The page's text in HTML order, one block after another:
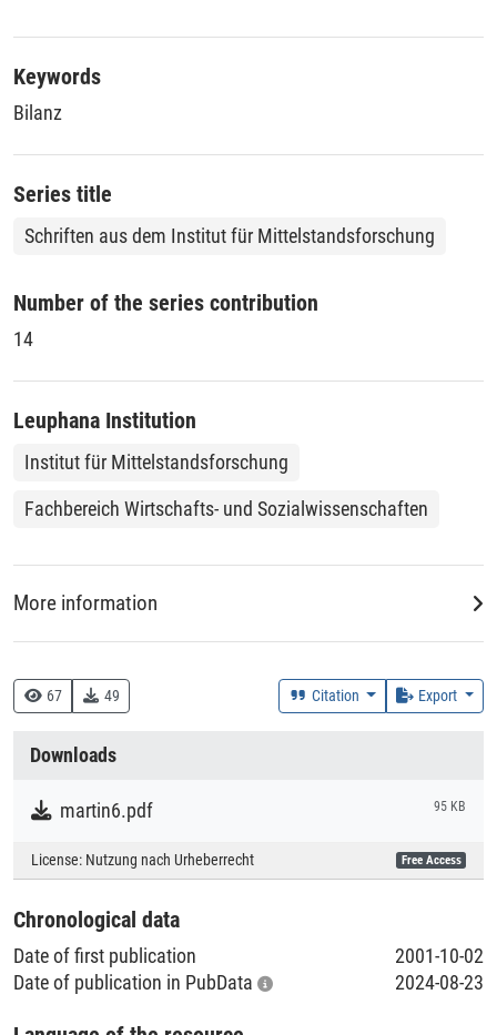
67 49 Citation Export
Downloads
martin6.pdf 95 KB
License: Nutzung nach Urheberrecht Free Access
Chronological data
Date of first publication
2001-10-02
Date of publication in PubData
2024-08-23
Keywords
Bilanz
Series title
Schriften aus dem Institut für Mittelstandsforschung
Number of the series contribution
14
Leuphana Institution
Institut für Mittelstandsforschung
Fachbereich Wirtschafts- und Sozialwissenschaften
More information
Research
Collections